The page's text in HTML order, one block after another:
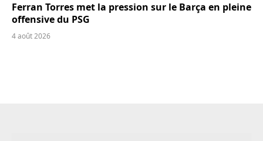
Ferran Torres met la pression sur le Barça en pleine
offensive du PSG
4 août 2026